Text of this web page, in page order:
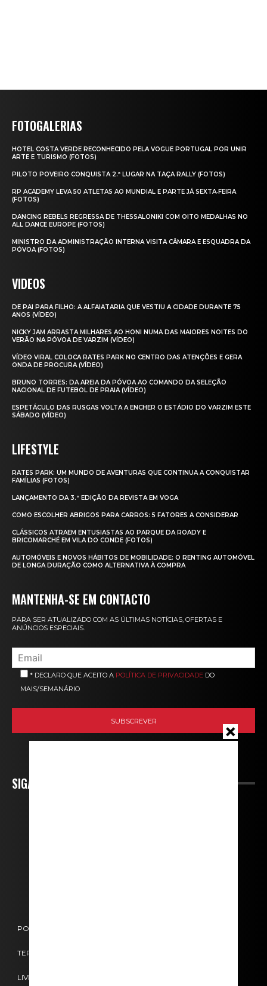
FOTOGALERIAS
HOTEL COSTA VERDE RECONHECIDO PELA VOGUE PORTUGAL POR UNIR
ARTE E TURISMO (FOTOS)
PILOTO POVEIRO CONQUISTA 2.º LUGAR NA TAÇA RALLY (FOTOS)
RP ACADEMY LEVA 50 ATLETAS AO MUNDIAL E PARTE JÁ SEXTA‑FEIRA
(FOTOS)
DANCING REBELS REGRESSA DE THESSALONIKI COM OITO MEDALHAS NO
ALL DANCE EUROPE (FOTOS)
MINISTRO DA ADMINISTRAÇÃO INTERNA VISITA CÂMARA E ESQUADRA DA
PÓVOA (FOTOS)
VIDEOS
DE PAI PARA FILHO: A ALFAIATARIA QUE VESTIU A CIDADE DURANTE 75
ANOS (VÍDEO)
NICKY JAM ARRASTA MILHARES AO HONI NUMA DAS MAIORES NOITES DO
VERÃO NA PÓVOA DE VARZIM (VÍDEO)
VÍDEO VIRAL COLOCA RATES PARK NO CENTRO DAS ATENÇÕES E GERA
ONDA DE PROCURA (VÍDEO)
BRUNO TORRES: DA AREIA DA PÓVOA AO COMANDO DA SELEÇÃO
NACIONAL DE FUTEBOL DE PRAIA (VÍDEO)
ESPETÁCULO DAS RUSGAS VOLTA A ENCHER O ESTÁDIO DO VARZIM ESTE
SÁBADO (VÍDEO)
LIFESTYLE
RATES PARK: UM MUNDO DE AVENTURAS QUE CONTINUA A CONQUISTAR
FAMÍLIAS (FOTOS)
LANÇAMENTO DA 3.ª EDIÇÃO DA REVISTA EM VOGA
COMO ESCOLHER ABRIGOS PARA CARROS: 5 FATORES A CONSIDERAR
CLÁSSICOS ATRAEM ENTUSIASTAS AO PARQUE DA ROADY E
BRICOMARCHÉ EM VILA DO CONDE (FOTOS)
AUTOMÓVEIS E NOVOS HÁBITOS DE MOBILIDADE: O RENTING AUTOMÓVEL
DE LONGA DURAÇÃO COMO ALTERNATIVA À COMPRA
MANTENHA-SE EM CONTACTO
PARA SER ATUALIZADO COM AS ÚLTIMAS NOTÍCIAS, OFERTAS E
ANÚNCIOS ESPECIAIS.
* DECLARO QUE ACEITO A POLÍTICA DE PRIVACIDADE DO
MAIS/SEMANÁRIO
SIGA-NOS
POLÍTICA DE COOKIES
TERMOS E CONDIÇÕES
LIVRO DE RECLAMAÇÕES